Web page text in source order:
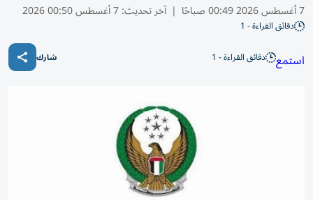
7 أغسطس 2026 00:49 صباحًا | آخر تحديث:7 أغسطس 00:50 2026
دقائق القراءة - 1
استمع دقائق القراءة - 1 شارك